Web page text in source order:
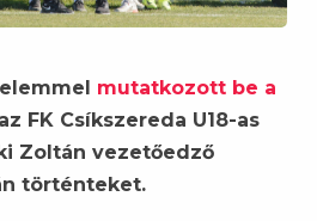
mutatkozott be a
az FK Csíkszereda U18-as
Zoltán vezetőedző
történteket.